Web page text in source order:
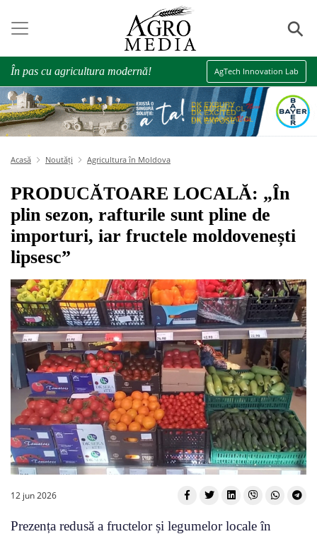
⚲
În pas cu agricultura modernă! AgTech Innovation Lab
Acasă Noutăți Agricultura în Moldova
PRODUCĂTOARE LOCALĂ: „În
plin sezon, rafturile sunt pline de
importuri, iar fructele moldovenești
lipsesc”
12 jun 2026
Prezența redusă a fructelor și legumelor locale în